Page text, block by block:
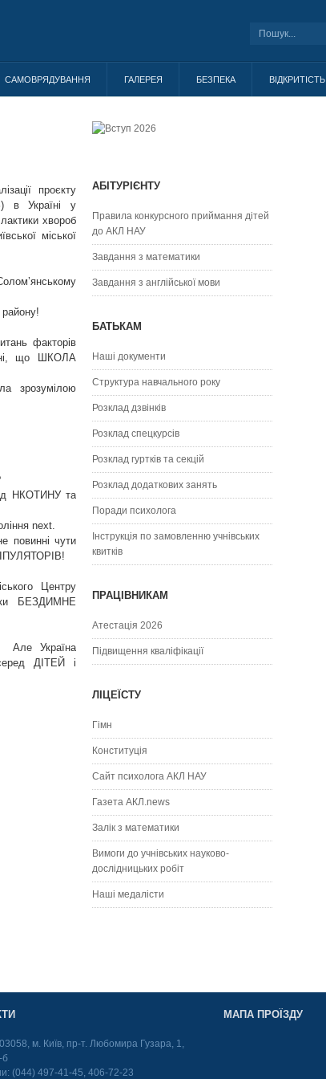
САМОВРЯДУВАННЯ ГАЛЕРЕЯ БЕЗПЕКА ВІДКРИТІСТЬ
проєкту
в Україні у
хвороб
міської
факторів
що ШКОЛА
зрозумілою
НКОТИНУ та
next.
повинні чути
Центру
БЕЗДИМНЕ
Але Україна
ДІТЕЙ і
АБІТУРІЄНТУ
Правила конкурсного приймання дітей
до АКЛ НАУ
Завдання з математики
Завдання з англійської мови
БАТЬКАМ
Наші документи
Структура навчального року
Розклад дзвінків
Розклад спецкурсiв
Розклад гуртків та секцій
Розклад додаткових занять
Поради психолога
Інструкція по замовленню учнівських
квитків
ПРАЦІВНИКАМ
Атестація 2026
Підвищення кваліфікації
ЛІЦЕЇСТУ
Гімн
Конституція
Сайт психолога АКЛ НАУ
Газета АКЛ.news
Залік з математики
Вимоги до учнівських науково-
дослідницьких робіт
Наші медалісти
м. Київ, пр-т. Любомира Гузара, 1,
б
(044) 497-41-45, 406-72-23
МАПА ПРОЇЗДУ